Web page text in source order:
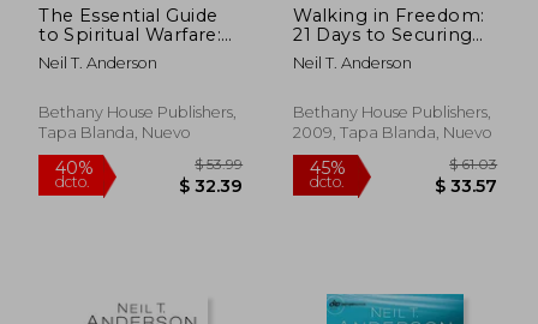
The Essential Guide
to Spiritual Warfare:
Learn to Use Spiritual
Weapons; Keep Your
Strong in Christ;
Recognize Satan's
Loved Ones (en
Inglés)
Neil T. Anderson
Bethany House Publishers,
Tapa Blanda, Nuevo
Walking in Freedom:
21 Days to Securing
Your Identity in Christ
(en Inglés)
Neil T. Anderson
Bethany House Publishers,
2009, Tapa Blanda, Nuevo